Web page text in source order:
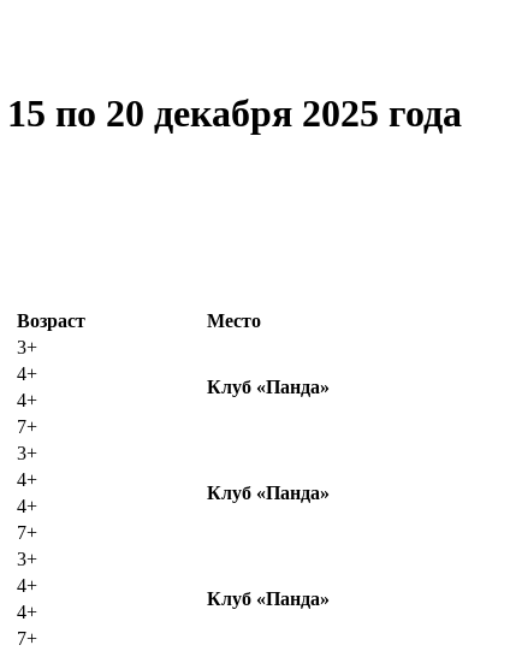
по 20 декабря 2025 года
Возраст Место
3+
Клуб «Панда»
4+
4+
7+
3+
Клуб «Панда»
4+
4+
7+
3+
Клуб «Панда»
4+
4+
7+